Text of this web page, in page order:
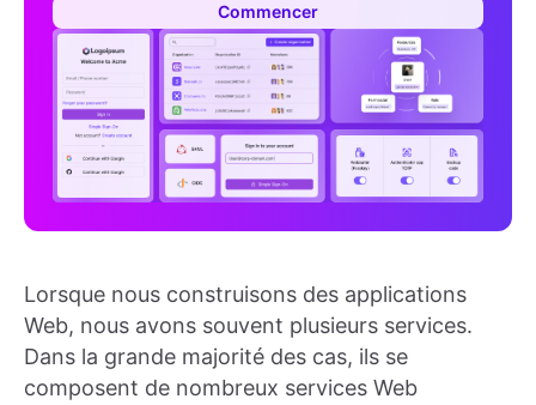
Commencer
Lorsque nous construisons des applications
Web, nous avons souvent plusieurs services.
Dans la grande majorité des cas, ils se
composent de nombreux services Web